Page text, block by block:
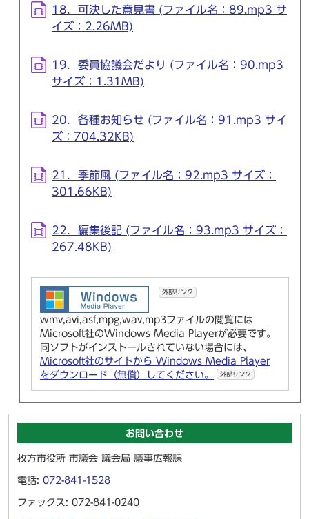
18．可決した意見書 (ファイル名：89.mp3 サ
イズ：2.26MB)
19．委員協議会だより (ファイル名：90.mp3
サイズ：1.31MB)
20．各種お知らせ (ファイル名：91.mp3 サイ
ズ：704.32KB)
21．季節風 (ファイル名：92.mp3 サイズ：
301.66KB)
22．編集後記 (ファイル名：93.mp3 サイズ：
267.48KB)
外部リンク
wmv,avi,asf,mpg,wav,mp3ファイルの閲覧には
Microsoft社のWindows Media Playerが必要です。
同ソフトがインストールされていない場合には、
Microsoft社のサイトから Windows Media Player
をダウンロード（無償）してください。
外部リンク
お問い合わせ
枚方市役所 市議会 議会局 議事広報課
電話: 072-841-1528
ファックス: 072-841-0240